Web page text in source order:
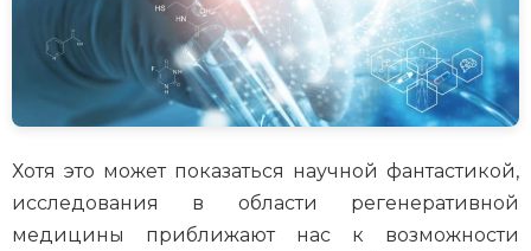
Хотя это может показаться научной фантастикой,
исследования в области регенеративной
медицины приближают нас к возможности